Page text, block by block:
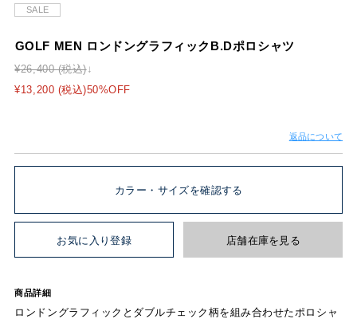
SALE
GOLF MEN ロンドングラフィックB.Dポロシャツ
¥26,400 (税込)
¥13,200 (税込)50%OFF
返品について
カラー・サイズを確認する
お気に入り登録 店舗在庫を見る
商品詳細
ロンドングラフィックとダブルチェック柄を組み合わせたポロシャ